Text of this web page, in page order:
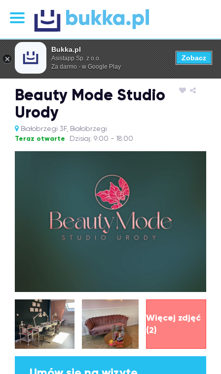
Beauty Mode Studio
Urody
Białobrzegi 3F, Białobrzegi
Teraz otwarte Dzisiaj: 9:00 - 18:00
Więcej zdjęć
(2)
Bukka.pl
Asistapp Sp. z o.o.
Za darmo - w Google Play
Zobacz